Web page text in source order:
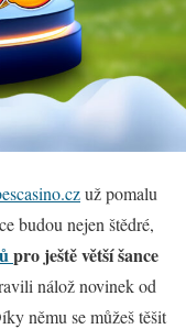
už pomalu
budou nejen štědré,
pro ještě větší šance
nálož novinek od
němu se můžeš těšit